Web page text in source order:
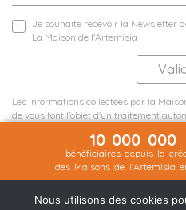
Je souhaite recevoir la Newsletter
La Maison de l'Artemisia
Les informations collectées par la
de vous font l'objet d'un traitement
Mentions
10 000 000
bénéficiaires depuis la
des Maisons de l'Artemisia
Nous utilisons des cookies